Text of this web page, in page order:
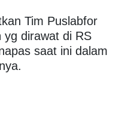
Tim Puslabfor
yg dirawat di RS
saat ini dalam